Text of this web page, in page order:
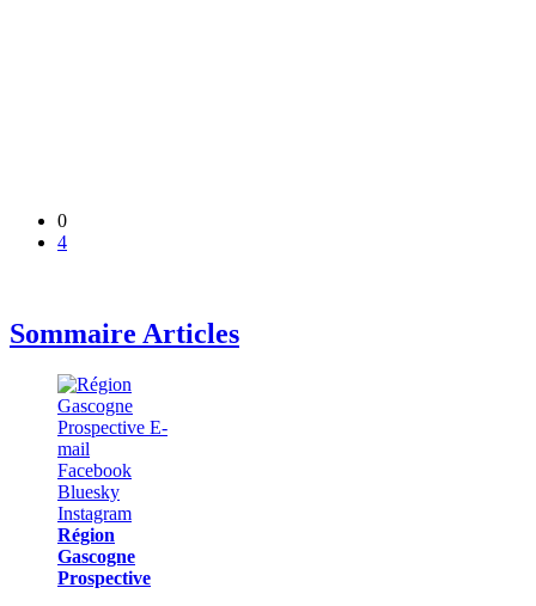
0
4
Sommaire Articles
Région
Gascogne
Prospective